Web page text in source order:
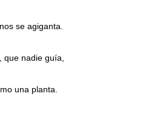
se agiganta.
que nadie guía,
una planta.